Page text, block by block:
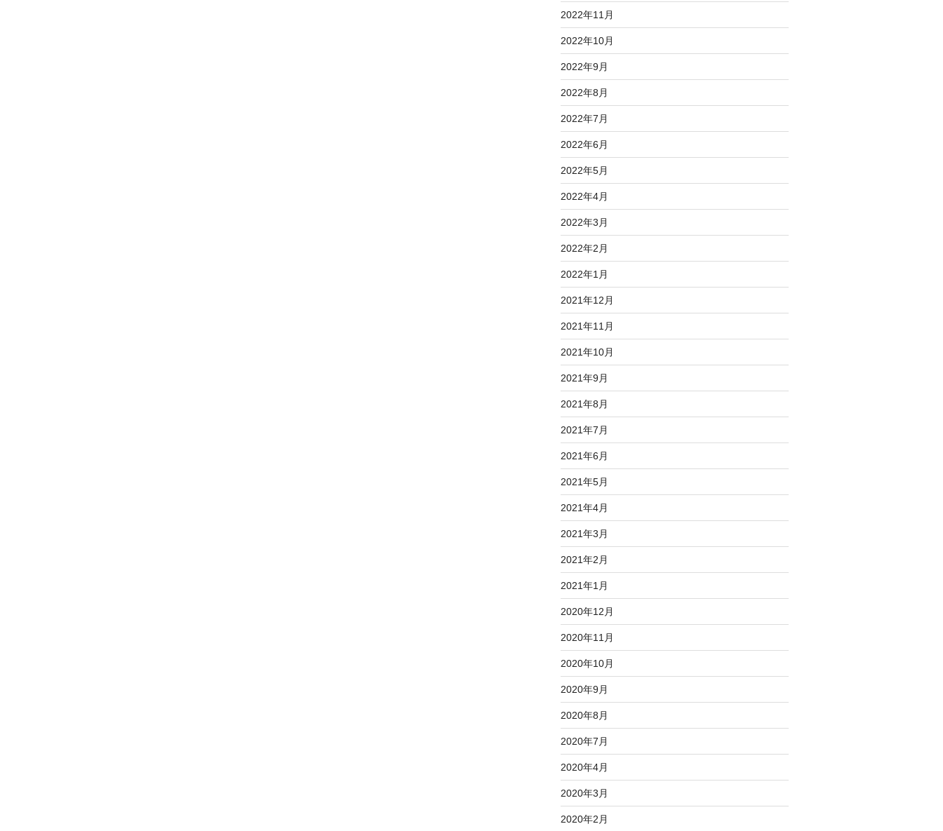
2022年11月
2022年10月
2022年9月
2022年8月
2022年7月
2022年6月
2022年5月
2022年4月
2022年3月
2022年2月
2022年1月
2021年12月
2021年11月
2021年10月
2021年9月
2021年8月
2021年7月
2021年6月
2021年5月
2021年4月
2021年3月
2021年2月
2021年1月
2020年12月
2020年11月
2020年10月
2020年9月
2020年8月
2020年7月
2020年4月
2020年3月
2020年2月